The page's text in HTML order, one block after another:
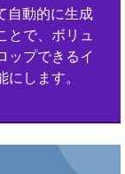
自動的に生成
とで、ボリュ
ップできるイ
します。